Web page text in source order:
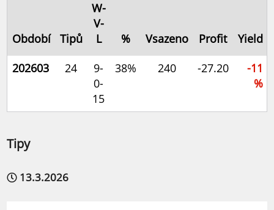
Období Tipů
W-
V-
L
% Vsazeno Profit
Yield
202603
24
9-
0-
15
38% 240 -27.20
-11
%
Tipy
13.3.2026